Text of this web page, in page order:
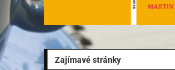
Zajímavé stránky